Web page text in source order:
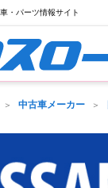
・パーツ情報サイト
中古車メーカー